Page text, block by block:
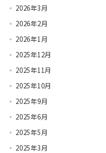
2026年3月
2026年2月
2026年1月
2025年12月
2025年11月
2025年10月
2025年9月
2025年6月
2025年5月
2025年3月